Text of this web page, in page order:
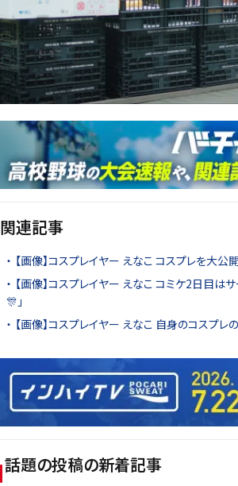
関連記事
【画像】コスプレイヤー えなこ コスプレを大公開
【画像】コスプレイヤー えなこ コミケ2日目は
🎊」
【画像】コスプレイヤー えなこ 自身のコスプレ
話題の投稿の新着記事